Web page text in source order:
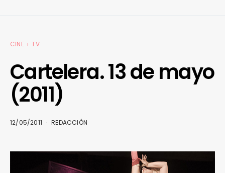
CINE + TV
Cartelera. 13 de mayo
(2011)
12/05/2011 REDACCIÓN